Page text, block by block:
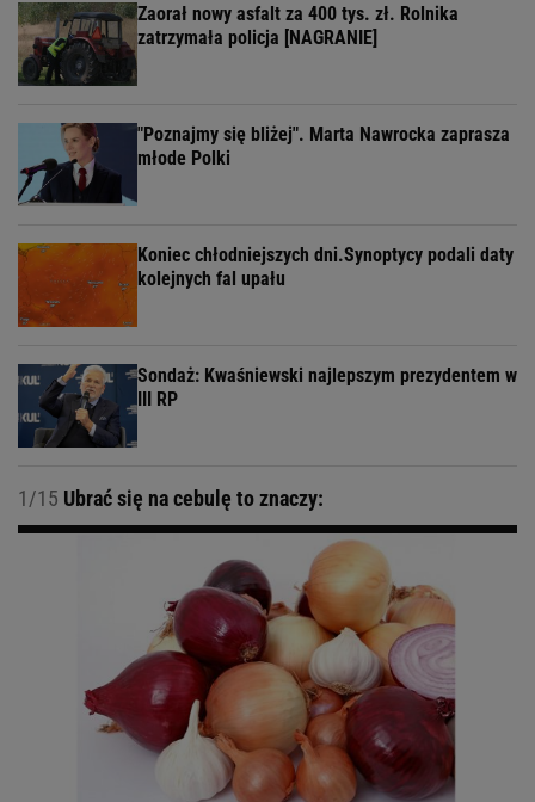
Zaorał nowy asfalt za 400 tys. zł. Rolnika
zatrzymała policja [NAGRANIE]
"Poznajmy się bliżej". Marta Nawrocka zaprasza
młode Polki
Koniec chłodniejszych dni.Synoptycy podali daty
kolejnych fal upału
Sondaż: Kwaśniewski najlepszym prezydentem w
III RP
1/15 Ubrać się na cebulę to znaczy: